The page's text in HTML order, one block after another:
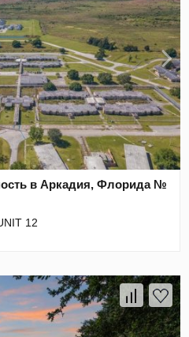
в Аркадия, Флорида №
12